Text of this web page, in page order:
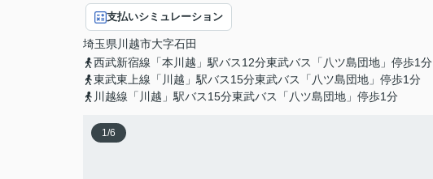
支払いシミュレーション
埼玉県 川越市大字石田
西武新宿線「本川越」駅バス12分東武バス「八ツ島団地」停歩1分
東武東上線「川越」駅バス15分東武バス「八ツ島団地」停歩1分
川越線「川越」駅バス15分東武バス「八ツ島団地」停歩1分
1/6